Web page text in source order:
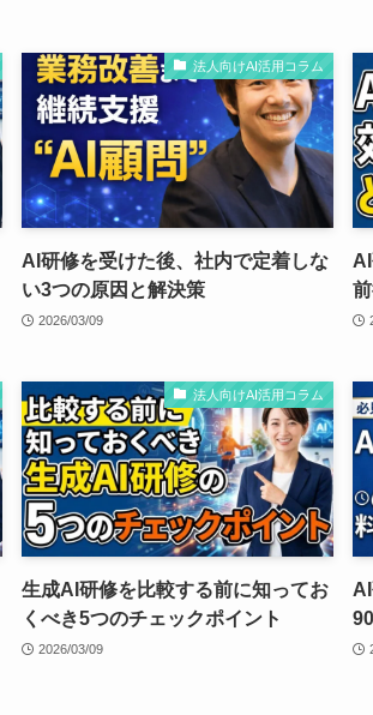
法人向けAI活用コラム
AI研修を受けた後、社内で定着しな
い3つの原因と解決策
2026/03/09
法人向けAI活用コラム
生成AI研修を比較する前に知ってお
くべき5つのチェックポイント
2026/03/09